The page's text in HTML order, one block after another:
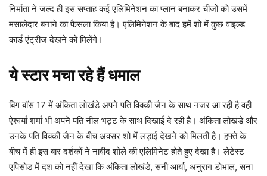
निर्माता ने जल्द ही इस सप्ताह कई एलिमिनेशन का प्लान बनाकर चीजों को उसमें
मसालेदार बनाने का फैसला किया है। एलिमिनेशन के बाद हमें शो में कुछ वाइल्ड
कार्ड एंट्रीज देखने को मिलेंगे।
ये स्टार मचा रहे हैं धमाल
बिग बॉस 17 में अंकिता लोखंडे अपने पति विक्की जैन के साथ नजर आ रही है वही
ऐश्वर्या शर्मा भी अपने पति नील भट्ट के साथ दिखाई दे रही है। अंकिता लोखंडे और
उनके पति विक्की जैन के बीच अक्सर शो में लड़ाई देखने को मिलती है। हफ्ते के
बीच में ही इस बार दर्शकों ने नावीद शोले की एलिमिनेट होते हुए देखा है। लेटेस्ट
एपिसोड में दश को नहीं देखा कि अंकिता लोखंडे, सनी आर्या, अनुराग डोभाल, सना